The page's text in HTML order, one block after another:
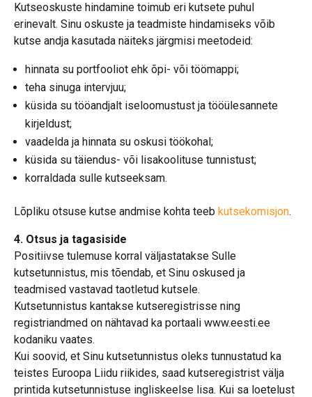
Kutseoskuste hindamine toimub eri kutsete puhul
erinevalt. Sinu oskuste ja teadmiste hindamiseks võib
kutse andja kasutada näiteks järgmisi meetodeid:
hinnata su portfooliot ehk õpi- või töömappi;
teha sinuga intervjuu;
küsida su tööandjalt iseloomustust ja tööülesannete
kirjeldust;
vaadelda ja hinnata su oskusi töökohal;
küsida su täiendus- või lisakoolituse tunnistust;
korraldada sulle kutseeksam.
Lõpliku otsuse kutse andmise kohta teeb kutsekomisjon.
4. Otsus ja tagasiside
Positiivse tulemuse korral väljastatakse Sulle
kutsetunnistus, mis tõendab, et Sinu oskused ja
teadmised vastavad taotletud kutsele.
Kutsetunnistus kantakse kutseregistrisse ning
registriandmed on nähtavad ka portaali www.eesti.ee
kodaniku vaates.
Kui soovid, et Sinu kutsetunnistus oleks tunnustatud ka
teistes Euroopa Liidu riikides, saad kutseregistrist välja
printida kutsetunnistuse ingliskeelse lisa. Kui sa loetelust